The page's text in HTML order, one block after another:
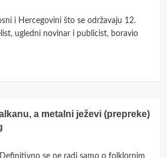
i Hercegovini što se održavaju 12.
ugledni novinar i publicist, boravio
a metalni ježevi (prepreke)